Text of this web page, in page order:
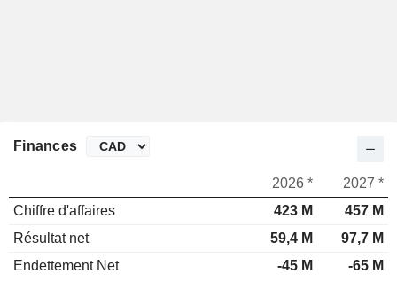
Finances
2026 *
2027 *
Chiffre d'affaires
423 M
457 M
Résultat net
59,4 M
97,7 M
Endettement Net
-45 M -65 M